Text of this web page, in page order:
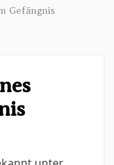
Gefängnis